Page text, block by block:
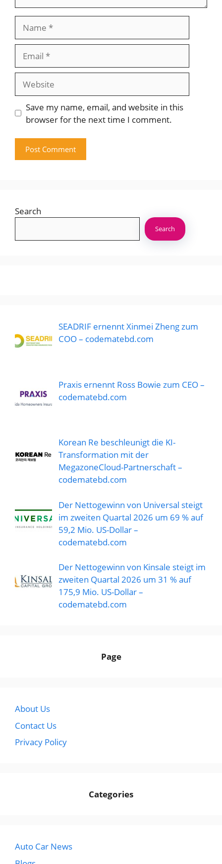
Website
Save my name, email, and website in this
browser for the next time I comment.
Search
Search
SEADRIF ernennt Xinmei Zheng zum
COO – codematebd.com
Praxis ernennt Ross Bowie zum CEO –
codematebd.com
Korean Re beschleunigt die KI-
Transformation mit der
MegazoneCloud-Partnerschaft –
codematebd.com
Der Nettogewinn von Universal steigt
im zweiten Quartal 2026 um 69 % auf
59,2 Mio. US-Dollar –
codematebd.com
Der Nettogewinn von Kinsale steigt im
zweiten Quartal 2026 um 31 % auf
175,9 Mio. US-Dollar –
codematebd.com
Page
About Us
Contact Us
Privacy Policy
Categories
Auto Car News